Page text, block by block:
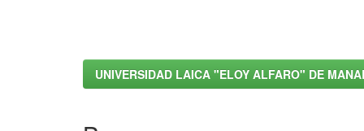
UNIVERSIDAD LAICA "ELOY ALFARO" DE